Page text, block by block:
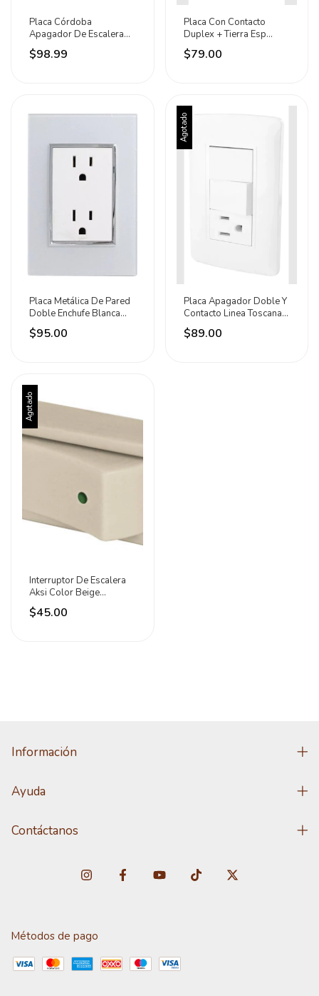
Placa Córdoba
Apagador De Escalera
Doble Marca Sanelec 15
A 127v Plateado
$98.99
Placa Con Contacto
Duplex + Tierra Esp
Negro Volteck Negro
$79.00
Placa Metálica De Pared
Doble Enchufe Blanca
Sanelec Blanco
$95.00
Agotado
Placa Apagador Doble Y
Contacto Linea Toscana
Sanelec Blanco
$89.00
Agotado
Interruptor De Escalera
Aksi Color Beige
Corriente Nominal 10 A
Voltaje Nominal 127v
$45.00
Información
Ayuda
Contáctanos
Métodos de pago